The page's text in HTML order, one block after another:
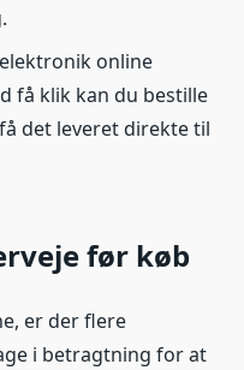
online
få klik kan du bestille
det leveret direkte til
før køb
er der flere
i betragtning for at